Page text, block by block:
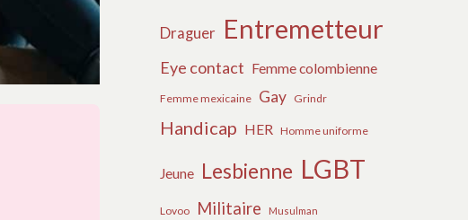
Draguer Entremetteur
Eye contact Femme colombienne
Femme mexicaine Gay Grindr
Handicap HER Homme uniforme
Jeune Lesbienne LGBT
Lovoo Militaire Musulman